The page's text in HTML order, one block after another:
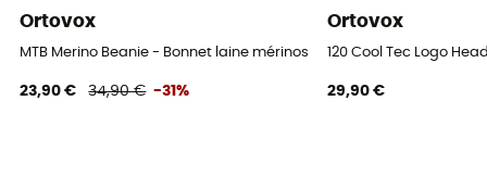
Ortovox
MTB Merino Beanie - Bonnet laine mérinos
23,90 € 34,90 € -31%
Ortovox
120 Cool Tec Logo
29,90 €